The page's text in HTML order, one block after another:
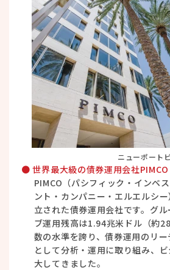
● 世界最大級の債券運用会社PIMCO
PIMCO（パシフィック・インベ
ント・カンパニー・エルエルシ
立された債券運用会社です。グル
ブ運用残高は1.94兆米ドル（約
数の水準を誇り、債券運用のリ
として分析・運用に取り組み、
大してきました。
ニューポート